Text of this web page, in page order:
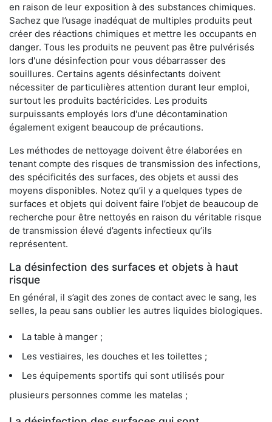
en raison de leur exposition à des substances chimiques.
Sachez que l’usage inadéquat de multiples produits peut
créer des réactions chimiques et mettre les occupants en
danger. Tous les produits ne peuvent pas être pulvérisés
lors d'une désinfection pour vous débarrasser des
souillures. Certains agents désinfectants doivent
nécessiter de particulières attention durant leur emploi,
surtout les produits bactéricides. Les produits
surpuissants employés lors d'une décontamination
également exigent beaucoup de précautions.
Les méthodes de nettoyage doivent être élaborées en
tenant compte des risques de transmission des infections,
des spécificités des surfaces, des objets et aussi des
moyens disponibles. Notez qu’il y a quelques types de
surfaces et objets qui doivent faire l’objet de beaucoup de
recherche pour être nettoyés en raison du véritable risque
de transmission élevé d’agents infectieux qu’ils
représentent.
La désinfection des surfaces et objets à haut
risque
En général, il s’agit des zones de contact avec le sang, les
selles, la peau sans oublier les autres liquides biologiques.
La table à manger ;
Les vestiaires, les douches et les toilettes ;
Les équipements sportifs qui sont utilisés pour
plusieurs personnes comme les matelas ;